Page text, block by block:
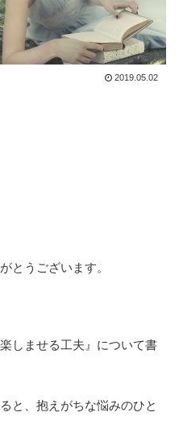
2019.05.02
とうございます。
しませる工夫』について書
と、抱えがちな悩みのひと